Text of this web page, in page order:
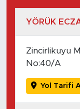
YÖRÜK
Zincirlikuyu
No:40/A
Yol Tarifi